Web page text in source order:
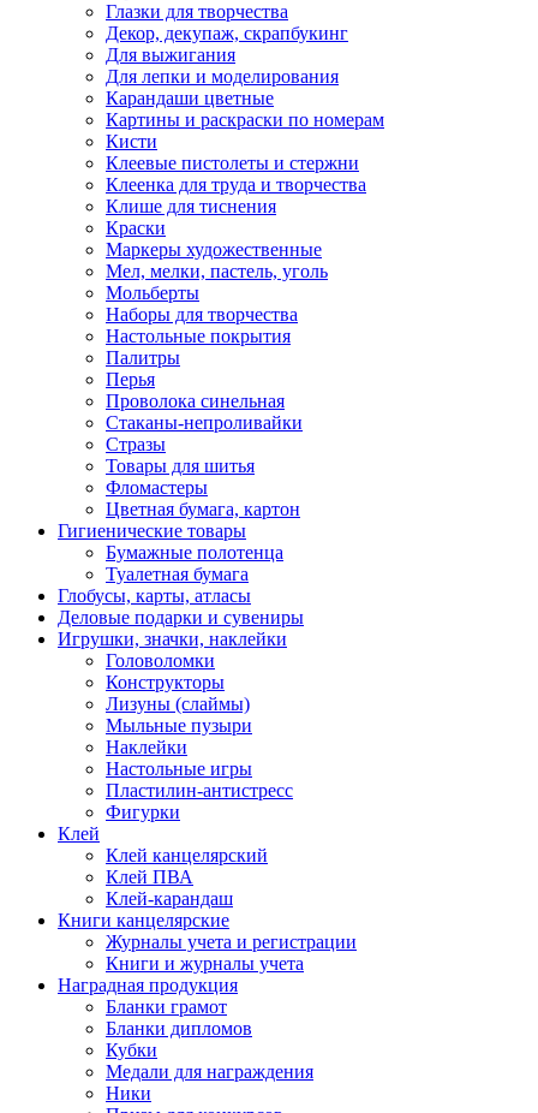
Глазки для творчества
Декор, декупаж, скрапбукинг
Для выжигания
Для лепки и моделирования
Карандаши цветные
Картины и раскраски по номерам
Кисти
Клеевые пистолеты и стержни
Клеенка для труда и творчества
Клише для тиснения
Краски
Маркеры художественные
Мел, мелки, пастель, уголь
Мольберты
Наборы для творчества
Настольные покрытия
Палитры
Перья
Проволока синельная
Стаканы-непроливайки
Стразы
Товары для шитья
Фломастеры
Цветная бумага, картон
Гигиенические товары
Бумажные полотенца
Туалетная бумага
Глобусы, карты, атласы
Деловые подарки и сувениры
Игрушки, значки, наклейки
Головоломки
Конструкторы
Лизуны (слаймы)
Мыльные пузыри
Наклейки
Настольные игры
Пластилин-антистресс
Фигурки
Клей
Клей канцелярский
Клей ПВА
Клей-карандаш
Книги канцелярские
Журналы учета и регистрации
Книги и журналы учета
Наградная продукция
Бланки грамот
Бланки дипломов
Кубки
Медали для награждения
Ники